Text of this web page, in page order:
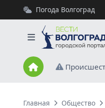
Погода Волгоград
Главная Общество